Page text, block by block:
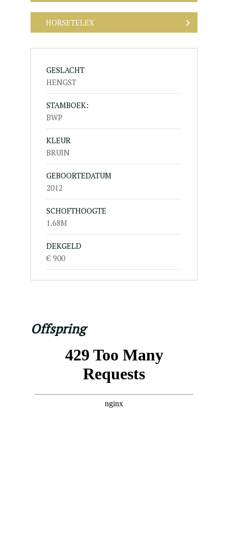
HORSETELEX
GESLACHT
HENGST
STAMBOEK:
BWP
KLEUR
BRUIN
GEBOORTEDATUM
2012
SCHOFTHOOGTE
1.68M
DEKGELD
€ 900
Offspring